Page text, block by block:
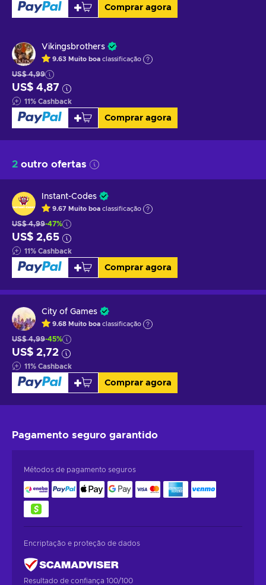
Comprar agora
Vikingsbrothers
9.63 Muito boa classificação
US$ 4,99
US$ 4,87
11% Cashback
Comprar agora
2 outro ofertas
Instant-Codes
9.67 Muito boa classificação
US$ 4,99-47%
US$ 2,65
11% Cashback
Comprar agora
City of Games
9.68 Muito boa classificação
US$ 4,99-45%
US$ 2,72
11% Cashback
Comprar agora
Pagamento seguro garantido
Métodos de pagamento seguros
Encriptação e proteção de dados
Resultado de confiança 100/100